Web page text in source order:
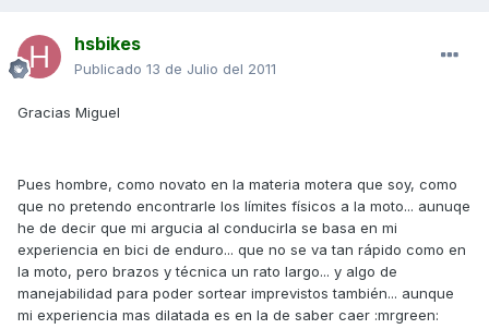
hsbikes
Publicado 13 de Julio del 2011
Gracias Miguel
Pues hombre, como novato en la materia motera que soy, como
que no pretendo encontrarle los límites físicos a la moto... aunuqe
he de decir que mi argucia al conducirla se basa en mi
experiencia en bici de enduro... que no se va tan rápido como en
la moto, pero brazos y técnica un rato largo... y algo de
manejabilidad para poder sortear imprevistos también... aunque
mi experiencia mas dilatada es en la de saber caer :mrgreen: